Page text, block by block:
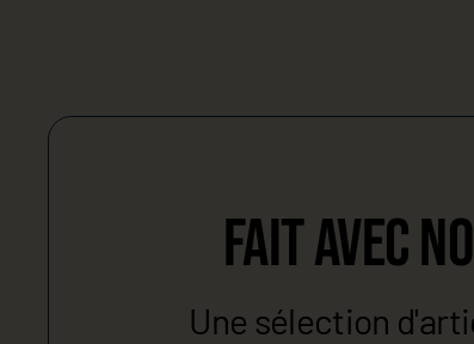
FAIT AVEC
Une sélection